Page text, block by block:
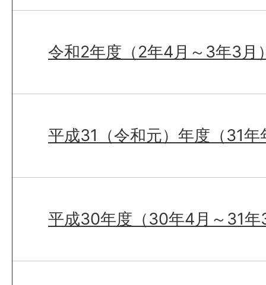
令和2年度（2年4月～3年3月
平成31（令和元）年度（31
平成30年度（30年4月～31年